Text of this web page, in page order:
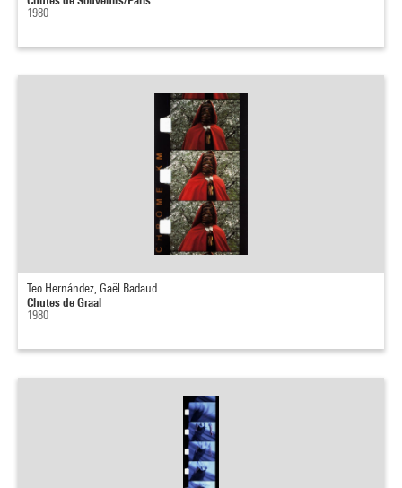
1980
Teo Hernández, Gaël Badaud
Chutes de Graal
1980